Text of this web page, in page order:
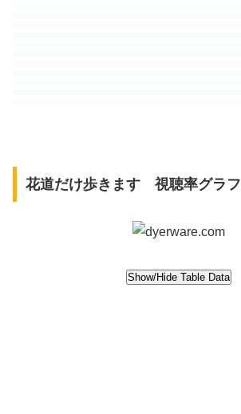
花道だけ歩きます 視聴率グラフ